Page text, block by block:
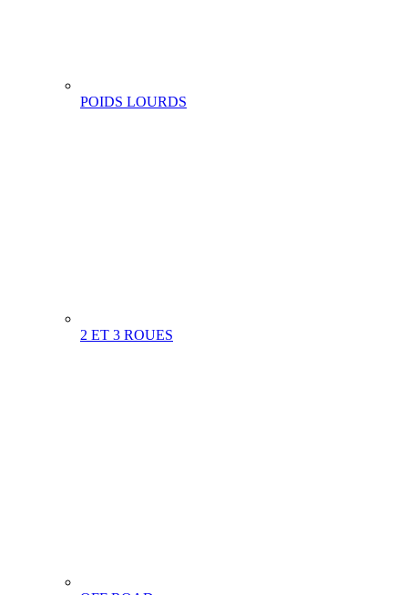
POIDS LOURDS
2 ET 3 ROUES